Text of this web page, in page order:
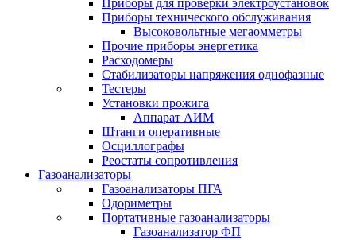
Приборы для проверки электроустановок
Приборы технического обслуживания
Высоковольтные мегаомметры
Прочие приборы энергетика
Расходомеры
Стабилизаторы напряжения однофазные
Тестеры
Установки прожига
Аппарат АИМ
Штанги оперативные
Осциллографы
Реостаты сопротивления
Газоанализаторы
Газоанализаторы ПГА
Одориметры
Портативные газоанализаторы
Газоанализатор ФП